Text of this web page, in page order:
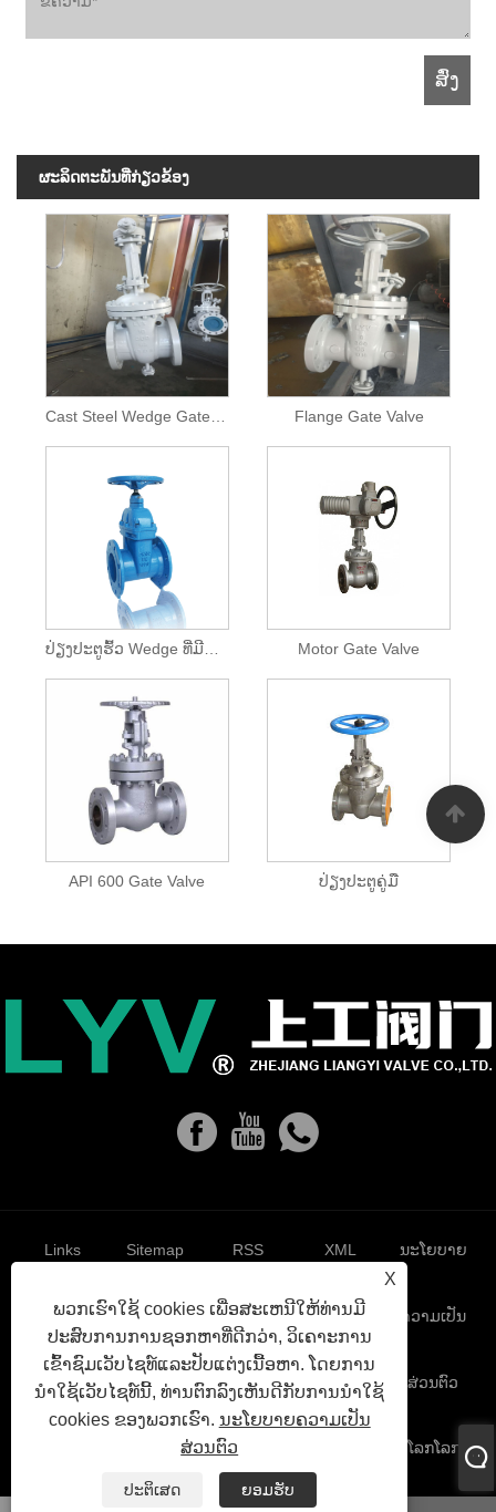
ຜະ​ລິດ​ຕະ​ພັນ​ທີ່​ກ່ຽວ​ຂ້ອງ
Cast Steel Wedge Gate Valve Flange Gate Valve
ປ່ຽງປະຕູຮົ້ວ Wedge ທີ່ມີຄວາມຍືດຫຍຸ່ນ Motor Gate Valve
API 600 Gate Valve ປ່ຽງປະຕູຄູ່ມື
X
ພວກເຮົາໃຊ້ cookies ເພື່ອສະເຫນີໃຫ້ທ່ານມີ
ປະສົບການການຊອກຫາທີ່ດີກວ່າ, ວິເຄາະການ
ເຂົ້າຊົມເວັບໄຊທ໌ແລະປັບແຕ່ງເນື້ອຫາ. ໂດຍການ
ນໍາໃຊ້ເວັບໄຊທ໌ນີ້, ທ່ານຕົກລົງເຫັນດີກັບການນໍາໃຊ້
cookies ຂອງພວກເຮົາ. ນະໂຍບາຍຄວາມເປັນ
ສ່ວນຕົວ
ປະຕິເສດ
ຍອມຮັບ
Links Sitemap RSS XML ນະໂຍບາຍ
ຄວາມເປັນ
ສ່ວນຕົວ
ລິຂະສິດ© 2023 Zhejiang Liangyi Valve Co. , Ltd. - ປ່ຽງໂລກໂລກ,
ປ່ຽງຫມາກບານ, ປ່ຽງສະແຕມປະຕູທີ່ມີໄວ້ໃນອະດີດ.